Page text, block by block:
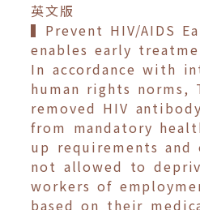
英文版
▍Prevent HIV/AIDS
enables early
In accordance with
human rights norms,
removed HIV
from mandatory
up requirements and
not allowed to
workers of
based on their